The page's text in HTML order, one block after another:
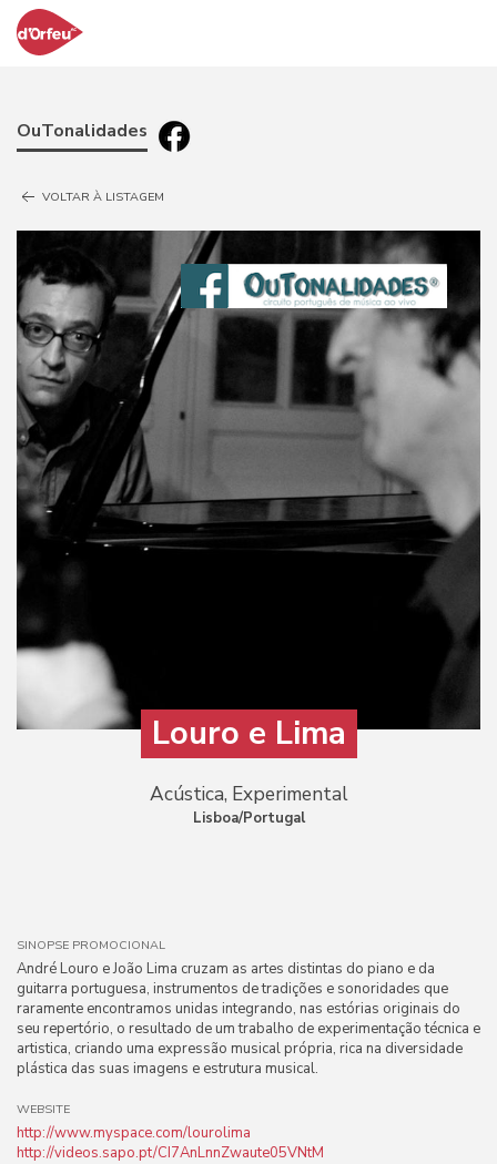
OuTonalidades
VOLTAR À LISTAGEM
Louro e Lima
Acústica, Experimental
Lisboa/Portugal
SINOPSE PROMOCIONAL
André Louro e João Lima cruzam as artes distintas do piano e da
guitarra portuguesa, instrumentos de tradições e sonoridades que
raramente encontramos unidas integrando, nas estórias originais do
seu repertório, o resultado de um trabalho de experimentação técnica e
artistica, criando uma expressão musical própria, rica na diversidade
plástica das suas imagens e estrutura musical.
WEBSITE
http://www.myspace.com/lourolima
http://videos.sapo.pt/CI7AnLnnZwaute05VNtM